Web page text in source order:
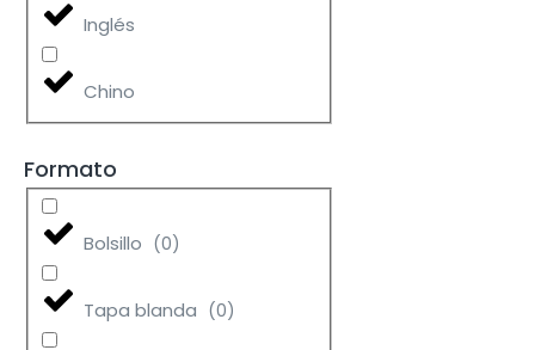
Inglés
Chino
Formato
Bolsillo (0)
Tapa blanda (0)